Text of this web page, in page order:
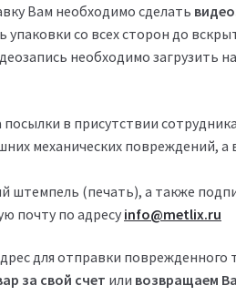
Вам необходимо сделать
со всех сторон до
необходимо загрузить
в присутствии
механических повреждений, а
штемпель (печать), а также
почту по адресу info@metlix.ru
для отправки поврежденного
за свой счет или возвращаем